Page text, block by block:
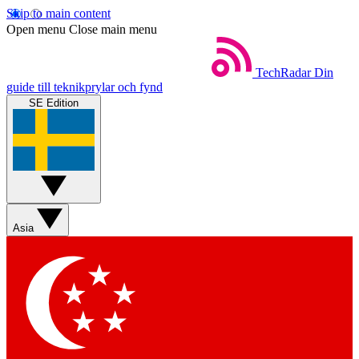
Skip to main content
Open menu Close main menu
TechRadar Din
guide till teknikprylar och fynd
SE Edition
Asia